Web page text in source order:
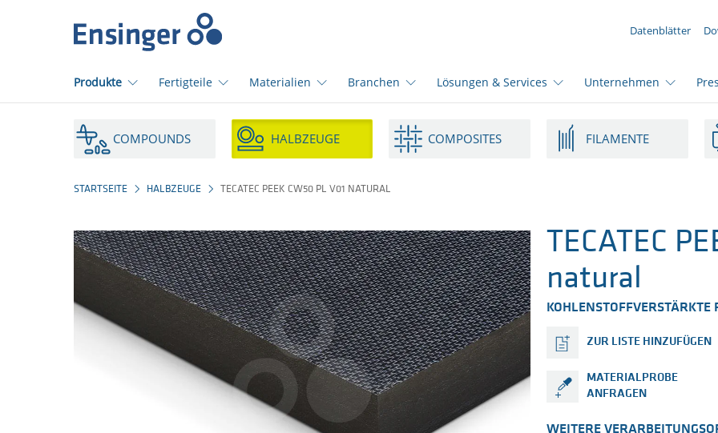
home_logo_aria
Datenblätter
Produkte Fertigteile Materialien Branchen Lösungen & Services Unternehmen
COMPOUNDS HALBZEUGE COMPOSITES FILAMENTE
STARTSEITE HALBZEUGE TECATEC PEEK CW50 PL V01 NATURAL
TECATEC
natural
ZUR LISTE HINZUFÜGEN
MATERIALPROBE
ANFRAGEN
WEITERE